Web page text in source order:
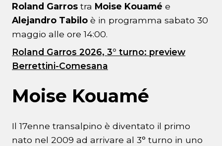
Roland Garros tra Moise Kouamé e
Alejandro Tabilo è in programma sabato 30
maggio alle ore 14:00.
Roland Garros 2026, 3° turno: preview
Berrettini-Comesana
Moise Kouamé
Il 17enne transalpino è diventato il primo
nato nel 2009 ad arrivare al 3° turno in uno